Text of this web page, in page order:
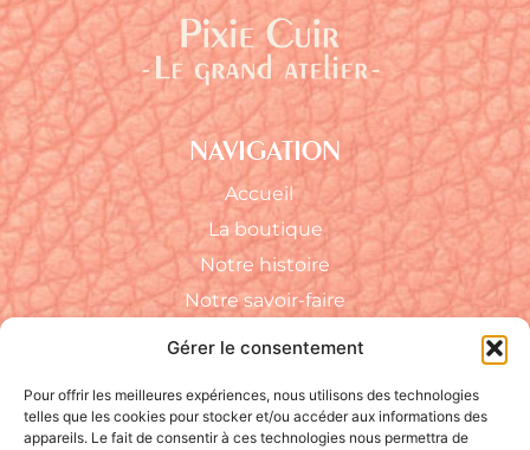
Gérer le consentement
Pour offrir les meilleures expériences, nous utilisons des technologies
telles que les cookies pour stocker et/ou accéder aux informations des
appareils. Le fait de consentir à ces technologies nous permettra de
NAVIGATION
Accueil
La boutique
Notre histoire
Notre savoir-faire
RÉSEAUX SOCIAUX